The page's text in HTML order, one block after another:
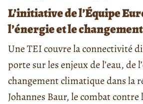
L’initiative de l’Équipe
l’énergie et le
Une TEI couvre la connectivité
porte sur les enjeux de l’eau, de
changement climatique dans la
Johannes Baur, le combat